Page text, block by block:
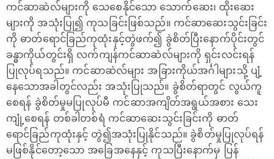
ကင်ဆာဆဲလ်များကို သေစေနိုင်သော သောက်ဆေး၊ ထိုးဆေး
များကို အသုံးပြု၍ ကုသခြင်းဖြစ်သည်။ ကင်ဆာဆေးသွင်းခြင်း
ကို ဓာတ်ရောင်ခြည်ကုထုံးနှင့်တွဲဖက်၍ ခွဲစိတ်ပြီးနောက်ပိုင်းတွင်
ခန္ဓာကိုယ်တွင်းရှိ လက်ကျန်ကင်ဆာဆဲလ်များကို ရှင်းလင်းရန်
ပြုလုပ်ရသည်။ ကင်ဆာဆဲလ်များ အခြားကိုယ်အင်္ဂါများသို့ ပျံ့
နေသောအခါတွင်လည်း အသုံးပြုသည်။ ခွဲစိတ်ရာတွင် လွယ်ကူ
စေရန် ခွဲစိတ်မှုမပြုလုပ်မီ ကင်ဆာအကျိတ်အရွယ်အစား သေး
ကျုံ့စေရန် တစ်ခါတစ်ရံ ကင်ဆာဆေးသွင်းခြင်းကို ဓာတ်
ရောင်ခြည်ကုထုံးနှင့် တွဲ၍အသုံးပြုနိုင်သည်။ ခွဲစိတ်မှုပြုလုပ်ရန်
မဖြစ်နိုင်တော့သော အခြေအနေနှင့် ကုသပြီးနောက်မှ ပြန်